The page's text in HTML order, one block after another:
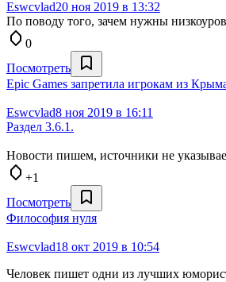
Eswcvlad20 ноя 2019 в 13:32
По поводу того, зачем нужны
0
Посмотреть
Epic Games запретила игрокам из
Eswcvlad8 ноя 2019 в 16:11
Раздел 3.6.1.
Новости пишем, источники не
+1
Посмотреть
Философия нуля
Eswcvlad18 окт 2019 в 10:54
Человек пишет одни из лучших